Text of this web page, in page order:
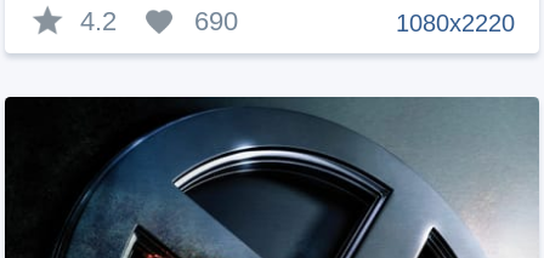
1080x2220
4.2 690